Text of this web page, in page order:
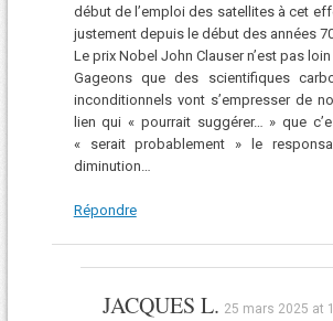
début de l’emploi des satellites à cet
justement depuis le début des années
Le prix Nobel John Clauser n’est pas
Gageons que des scientifiques
inconditionnels vont s’empresser de
lien qui « pourrait suggérer… » que
« serait probablement » le
diminution…
Répondre
JACQUES L. 25 mars 2025 at